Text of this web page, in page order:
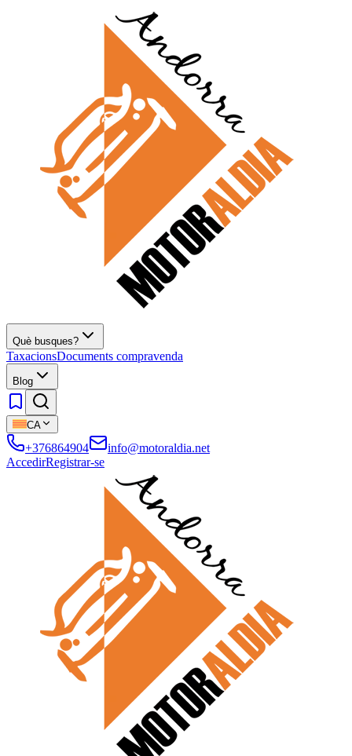
Què busques?
TaxacionsDocuments compravenda
Blog
CA
+376864904
info@motoraldia.net
AccedirRegistrar-se